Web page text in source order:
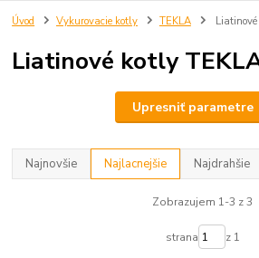
Úvod Vykurovacie kotly TEKLA
Liatinové kotly
Upresniť parametre
Najnovšie Najlacnejšie Najdrahšie
Zobrazujem 1-3 z 3
strana z 1